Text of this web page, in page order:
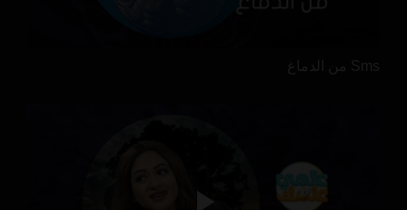
Sms من الدماغ